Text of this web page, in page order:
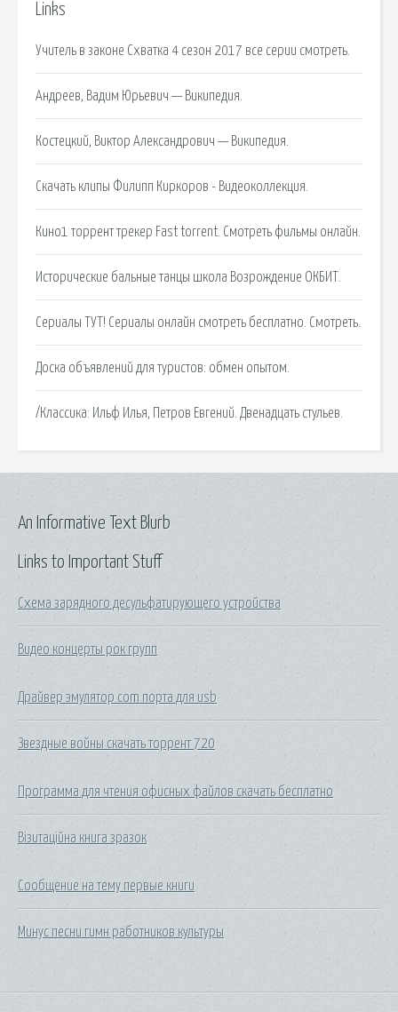
Links
Учитель в законе Схватка 4 сезон 2017 все серии смотреть.
Андреев, Вадим Юрьевич — Википедия.
Костецкий, Виктор Александрович — Википедия.
Скачать клипы Филипп Киркоров - Видеоколлекция.
Кино1 торрент трекер Fast torrent. Смотреть фильмы онлайн.
Исторические бальные танцы школа Возрождение ОКБИТ.
Сериалы ТУТ! Сериалы онлайн смотреть бесплатно. Смотреть.
Доска объявлений для туристов: обмен опытом.
/Классика: Ильф Илья, Петров Евгений. Двенадцать стульев.
Links to Important Stuff
Схема зарядного десульфатирующего устройства
Видео концерты рок групп
Драйвер эмулятор com порта для usb
Звездные войны скачать торрент 720
Программа для чтения офисных файлов скачать бесплатно
Візитаційна книга зразок
Сообщение на тему первые книги
Минус песни гимн работников культуры
An Informative Text Blurb